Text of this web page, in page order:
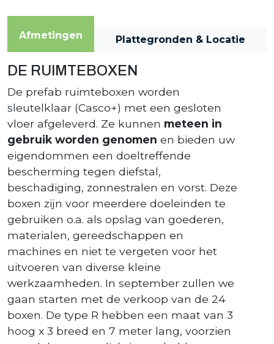
Afmetingen Plattegronden & Locatie
DE RUIMTEBOXEN
De prefab ruimteboxen worden
sleutelklaar (Casco+) met een gesloten
vloer afgeleverd. Ze kunnen meteen in
gebruik worden genomen en bieden uw
eigendommen een doeltreffende
bescherming tegen diefstal,
beschadiging, zonnestralen en vorst. Deze
boxen zijn voor meerdere doeleinden te
gebruiken o.a. als opslag van goederen,
materialen, gereedschappen en
machines en niet te vergeten voor het
uitvoeren van diverse kleine
werkzaamheden. In september zullen we
gaan starten met de verkoop van de 24
boxen. De type R hebben een maat van 3
hoog x 3 breed en 7 meter lang, voorzien